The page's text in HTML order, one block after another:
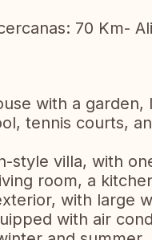
70 Km-
with a garden,
tennis courts,
style villa, with
room, a
with large
with air